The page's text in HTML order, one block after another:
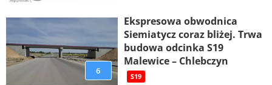
6
Ekspresowa obwodnica
Siemiatycz coraz bliżej. Trwa
budowa odcinka S19
Malewice – Chlebczyn
S19